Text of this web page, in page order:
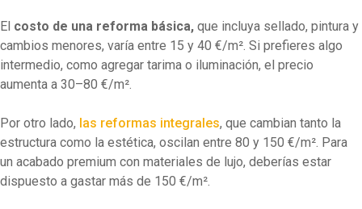
El costo de una reforma básica, que incluya sellado, pintura y
cambios menores, varía entre 15 y 40 €/m². Si prefieres algo
intermedio, como agregar tarima o iluminación, el precio
aumenta a 30–80 €/m².
Por otro lado, las reformas integrales, que cambian tanto la
estructura como la estética, oscilan entre 80 y 150 €/m². Para
un acabado premium con materiales de lujo, deberías estar
dispuesto a gastar más de 150 €/m².